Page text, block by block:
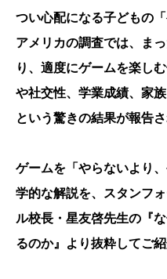
つい心配になる子どもの
アメリカの調査では、ま
り、適度にゲームを楽し
や社交性、学業成績、家
という驚きの結果が報告さ
ゲームを「やらないより
学的な解説を、スタンフ
ル校長・星友啓先生の『
るのか』より抜粋してご紹